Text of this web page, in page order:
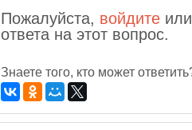
Пожалуйста, войдите или
ответа на этот вопрос.
Знаете того, кто может